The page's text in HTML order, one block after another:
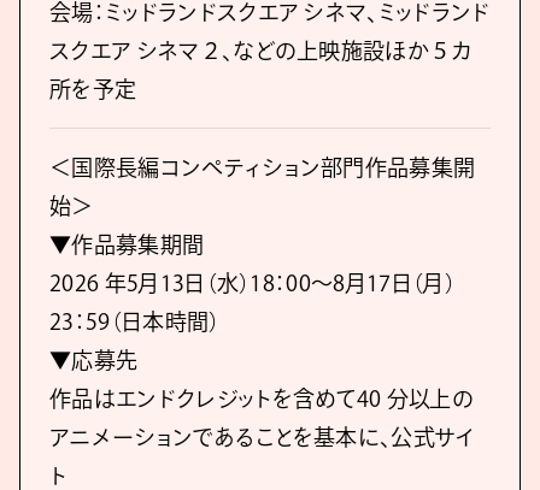
会場：ミッドランドスクエア シネマ、ミッドランド
スクエア シネマ２、などの上映施設ほか５カ
所を予定
＜国際長編コンペティション部門作品募集開
始＞
▼作品募集期間
2026 年5月13日（水）18：00～8月17日（月）
23：59（日本時間）
▼応募先
作品はエンドクレジットを含めて40 分以上の
アニメーションであることを基本に、公式サイ
ト